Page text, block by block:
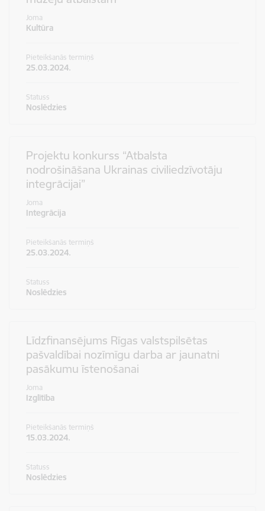
Joma
Kultūra
Pieteikšanās termiņš
25.03.2024.
Statuss
Noslēdzies
Projektu konkurss “Atbalsta
nodrošināšana Ukrainas civiliedzīvotāju
integrācijai”
Joma
Integrācija
Pieteikšanās termiņš
25.03.2024.
Statuss
Noslēdzies
Līdzfinansējums Rīgas valstspilsētas
pašvaldībai nozīmīgu darba ar jaunatni
pasākumu īstenošanai
Joma
Izglītība
Pieteikšanās termiņš
15.03.2024.
Statuss
Noslēdzies